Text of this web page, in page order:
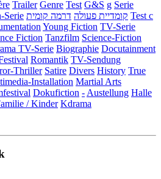
Trailer Genre Test G&S g Serie
Serie קומדיית פעולה דרמה קומית
Test c
Young Fiction TV-Serie
Fiction Tanzfilm Science-Fiction
TV-Serie Biographie Docutainment
Romantik TV-Sendung
Thriller Satire Divers History True
Installation Martial Arts
Dokufiction - Austellung Halle
/ Kinder Kdrama